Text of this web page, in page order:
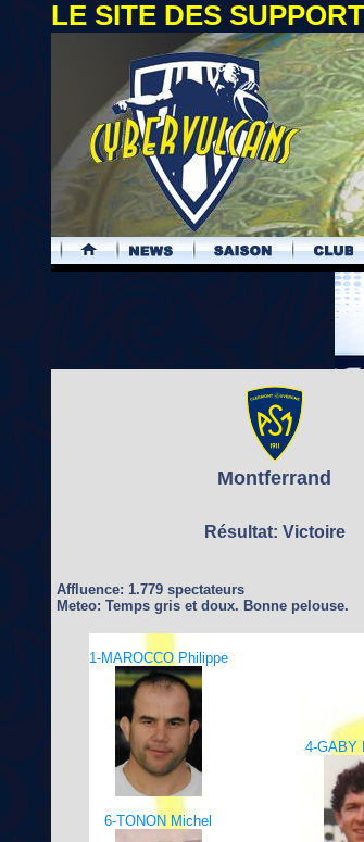
LE SITE DES
.
Montferrand
Résultat: Victoire
Affluence: 1.779 spectateurs
Meteo: Temps gris et doux. Bonne pelouse.
1-MAROCCO Philippe
4-GABY
6-TONON Michel